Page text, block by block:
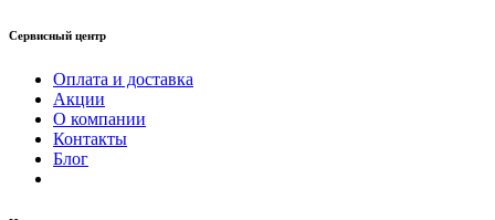
Сервисный центр
Оплата и доставка
Акции
О компании
Контакты
Блог